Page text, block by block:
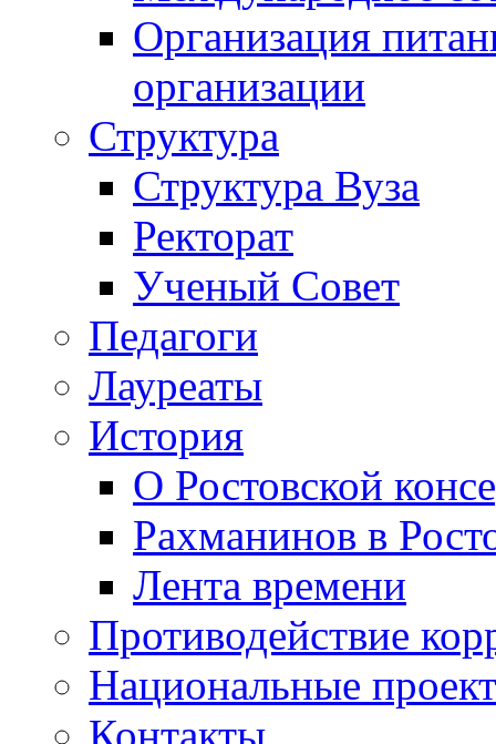
Организация
организации
Структура
Структура Вуза
Ректорат
Ученый Совет
Педагоги
Лауреаты
История
О Ростовской
Рахманинов в
Лента времени
Противодействие
Национальные
Контакты